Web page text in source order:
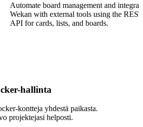
Automate board management and
Wekan with external tools using the REST
API for cards, lists, and boards.
hallinta
kontteja yhdestä paikasta.
projektejasi helposti.